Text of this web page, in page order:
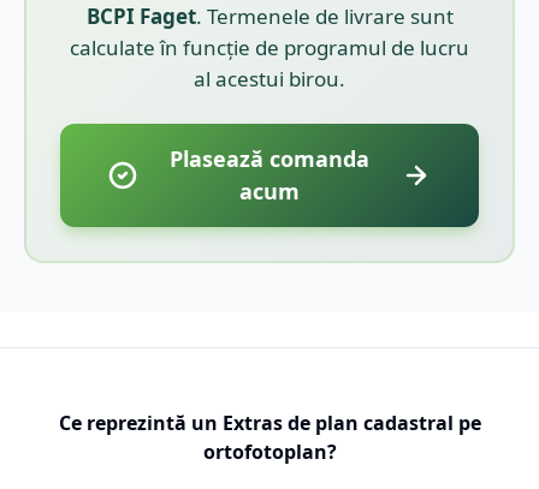
BCPI Faget. Termenele de livrare sunt
calculate în funcție de programul de lucru
al acestui birou.
Plasează comanda
acum
Ce reprezintă un Extras de plan cadastral pe
ortofotoplan?